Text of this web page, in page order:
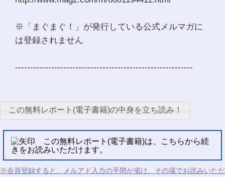
※「まぐまぐ！」が発行している公式メルマガに
は登録されません
-----------------------------------------------------------
この無料レポート(電子書籍)の中身を立ち読み！
この無料レポート(電子書籍)は、こちらから続
きをお読みいただけます。
※会員登録すると、メルアド入力の手間が省け、その場でお読みいただ